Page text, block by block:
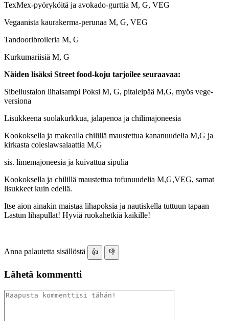
TexMex-pyöryköitä ja avokado-gurttia M, G, VEG
Vegaanista kaurakerma-perunaa M, G, VEG
Tandooribroileria M, G
Kurkumariisiä M, G
Näiden lisäksi Street food-koju tarjoilee seuraavaa:
Sibeliustalon lihaisampi Poksi M, G, pitaleipää M,G, myös vege-
versiona
Lisukkeena suolakurkkua, jalapenoa ja chilimajoneesia
Kookoksella ja makealla chilillä maustettua kananuudelia M,G ja
kirkasta coleslawsalaattia M,G
sis. limemajoneesia ja kuivattua sipulia
Kookoksella ja chilillä maustettua tofunuudelia M,G,VEG, samat
lisukkeet kuin edellä.
Itse aion ainakin maistaa lihapoksia ja nautiskella tuttuun tapaan
Lastun lihapullat! Hyviä ruokahetkiä kaikille!
Anna palautetta sisällöstä 👍 👎
Lähetä kommentti